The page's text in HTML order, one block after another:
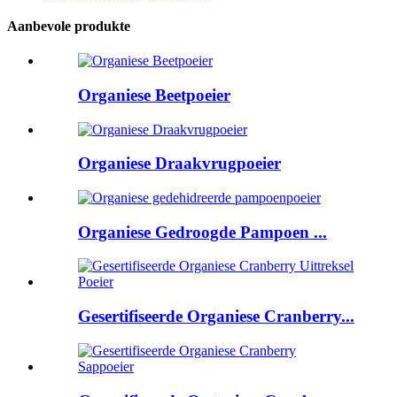
Aanbevole produkte
Organiese Beetpoeier
Organiese Draakvrugpoeier
Organiese Gedroogde Pampoen ...
Gesertifiseerde Organiese Cranberry...